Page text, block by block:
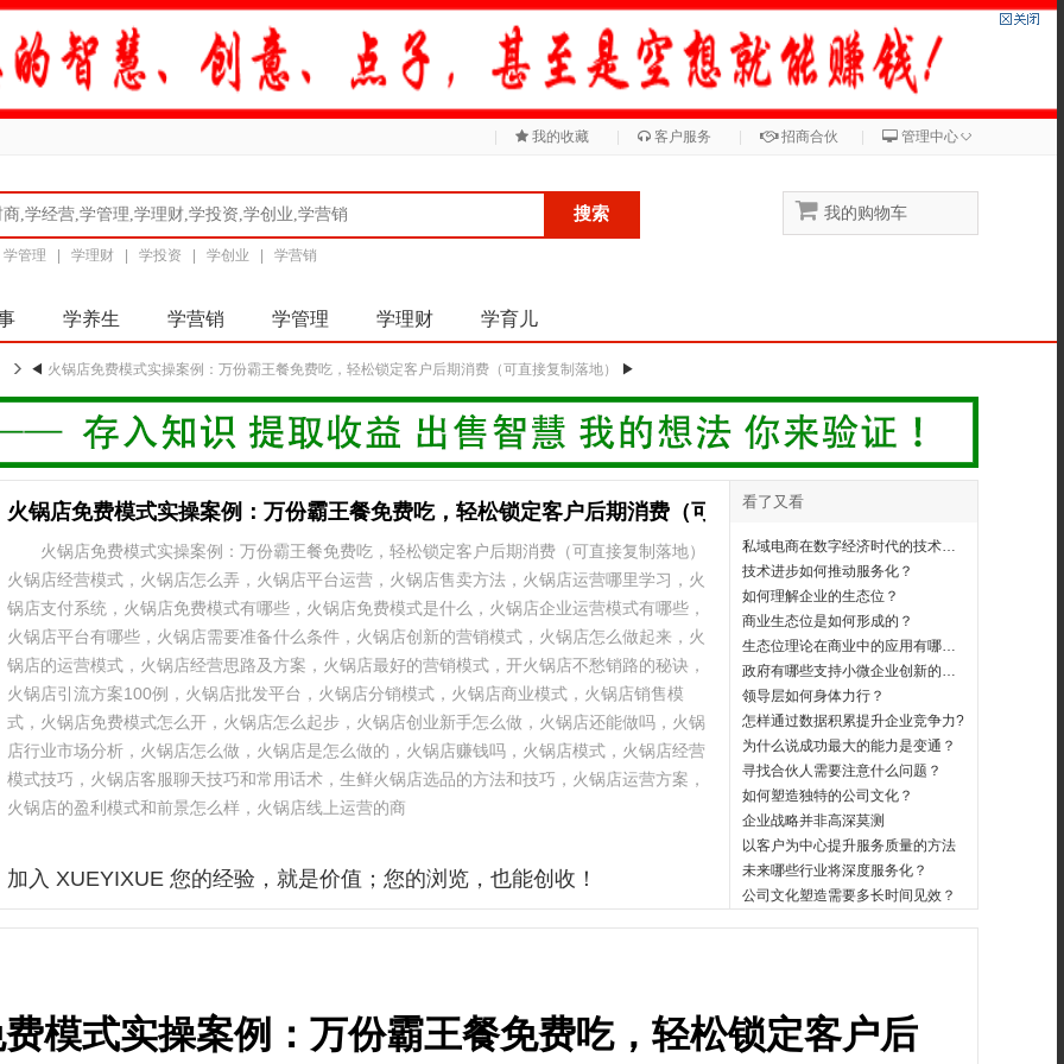
我的收藏 客户服务 招商合伙 管理中心◇
搜索
学管理 学理财 学投资 学创业 学营销
我的购物车
学养生 学营销 学管理 学理财 学育儿
◀ 火锅店免费模式实操案例：万份霸王餐免费吃，轻松锁定客户后期消费（可直接复制落地） ▶
火锅店免费模式实操案例：万份霸王餐免费吃，轻松锁定客户后期消费（可直接复制落地）
火锅店免费模式实操案例：万份霸王餐免费吃，轻松锁定客户后期消费（可直接复制落地）
火锅店经营模式，火锅店怎么弄，火锅店平台运营，火锅店售卖方法，火锅店运营哪里学习，火
锅店支付系统，火锅店免费模式有哪些，火锅店免费模式是什么，火锅店企业运营模式有哪些，
火锅店平台有哪些，火锅店需要准备什么条件，火锅店创新的营销模式，火锅店怎么做起来，火
锅店的运营模式，火锅店经营思路及方案，火锅店最好的营销模式，开火锅店不愁销路的秘诀，
火锅店引流方案100例，火锅店批发平台，火锅店分销模式，火锅店商业模式，火锅店销售模
式，火锅店免费模式怎么开，火锅店怎么起步，火锅店创业新手怎么做，火锅店还能做吗，火锅
店行业市场分析，火锅店怎么做，火锅店是怎么做的，火锅店赚钱吗，火锅店模式，火锅店经营
模式技巧，火锅店客服聊天技巧和常用话术，生鲜火锅店选品的方法和技巧，火锅店运营方案，
火锅店的盈利模式和前景怎么样，火锅店线上运营的商
加入 XUEYIXUE 您的经验，就是价值；您的浏览，也能创收！
看了又看
私域电商在数字经济时代的技术应用
技术进步如何推动服务化？
如何理解企业的生态位？
商业生态位是如何形成的？
生态位理论在商业中的应用有哪些？
政府有哪些支持小微企业创新的政策？
领导层如何身体力行？
怎样通过数据积累提升企业竞争力?
为什么说成功最大的能力是变通？
寻找合伙人需要注意什么问题？
如何塑造独特的公司文化？
企业战略并非高深莫测
以客户为中心提升服务质量的方法
未来哪些行业将深度服务化？
公司文化塑造需要多长时间见效？
模式实操案例：万份霸王餐免费吃，轻松锁定客户后